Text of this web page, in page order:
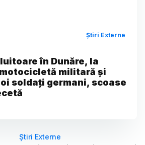
Știri Externe
în Dunăre, la
militară și
soldați germani, scoase
Știri Externe